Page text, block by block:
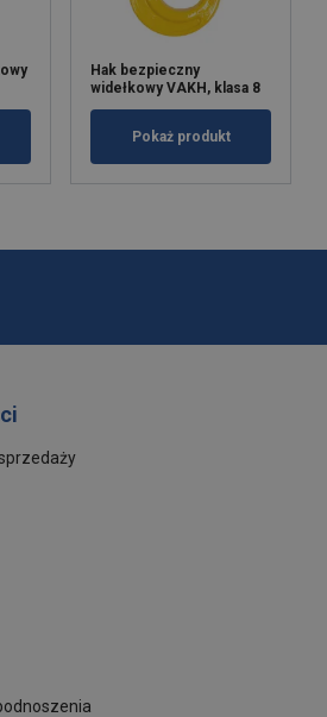
Hak bezpieczny
widełkowy VAKH, klasa 8
Pokaż produkt